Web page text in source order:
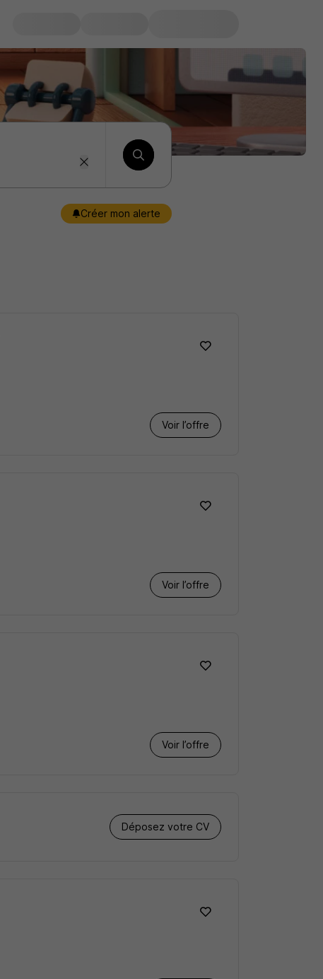
Créer mon alerte
Voir l’offre
Voir l’offre
Voir l’offre
Déposez votre CV